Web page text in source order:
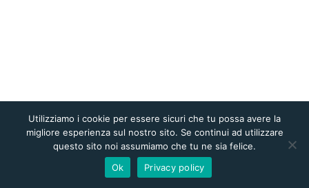
Utilizziamo i cookie per essere sicuri che tu possa avere la
migliore esperienza sul nostro sito. Se continui ad utilizzare
questo sito noi assumiamo che tu ne sia felice.
Ok
Privacy policy